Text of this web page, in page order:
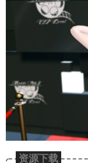
资源下载